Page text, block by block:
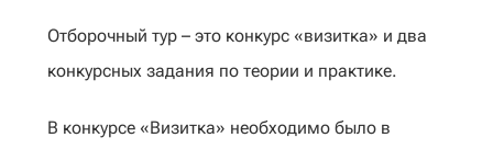
Отборочный тур – это конкурс «визитка» и два
конкурсных задания по теории и практике.
В конкурсе «Визитка» необходимо было в